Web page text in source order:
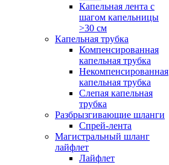
Капельная лента с
шагом капельницы
>30 см
Капельная трубка
Компенсированная
капельная трубка
Некомпенсированная
капельная трубка
Слепая капельная
трубка
Разбрызгивающие шланги
Спрей-лента
Магистральный шланг
лайфлет
Лайфлет